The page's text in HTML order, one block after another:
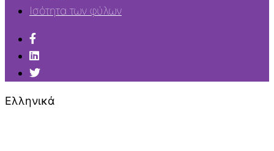
Ισότητα των φύλων
Ελληνικά